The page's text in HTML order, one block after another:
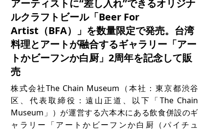
アーティストに“差し入れ”できるオリジナ
ルクラフトビール「Beer For
Artist（BFA）」を数量限定で発売。台湾
料理とアートが融合するギャラリー「アー
トかビーフンか白厨」2周年を記念して販
売
株式会社The Chain Museum（本社：東京都渋谷
区、代表取締役：遠山正道、以下「The Chain
Museum」）が運営する六本木にある飲食併設のギ
ャラリー「アートかビーフンか白厨（パイチュ